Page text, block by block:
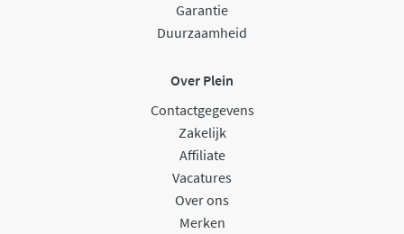
Garantie
Duurzaamheid
Over Plein
Contactgegevens
Zakelijk
Affiliate
Vacatures
Over ons
Merken